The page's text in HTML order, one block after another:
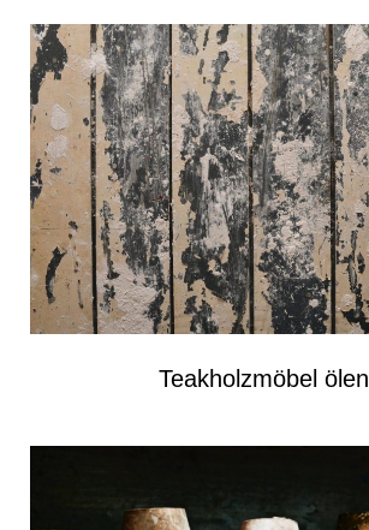
Teakholzmöbel ölen​